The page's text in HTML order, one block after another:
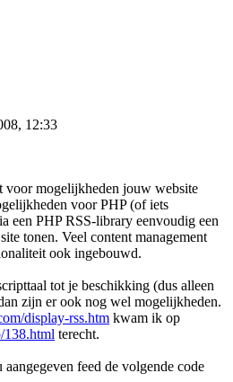
12:33
voor mogelijkheden jouw website
voor PHP (of iets
een PHP RSS-library eenvoudig een
tonen. Veel content management
ook ingebouwd.
tot je beschikking (dus alleen
zijn er ook nog wel mogelijkheden.
display-rss.htm kwam ik op
138.html terecht.
feed de volgende code